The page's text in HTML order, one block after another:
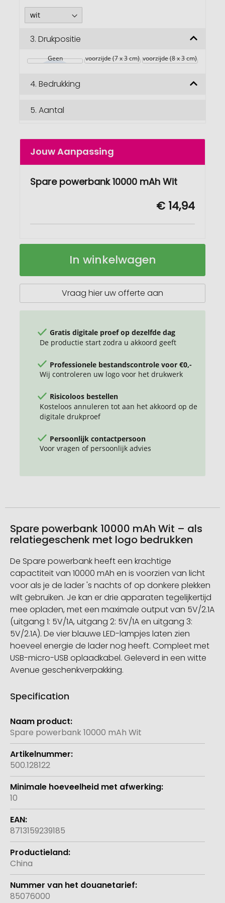
3. Drukpositie
Geen voorzijde (7 x 3 cm) voorzijde (8 x 3 cm)
4. Bedrukking
5. Aantal
Jouw Aanpassing
Spare powerbank 10000 mAh Wit
€ 14,94
mAh
In winkelwagen
Vraag hier uw offerte aan
Gratis digitale proef op dezelfde dag
De productie start zodra u akkoord geeft
Professionele bestandscontrole voor €0,-
Wij controleren uw logo voor het drukwerk
Risicoloos bestellen
Kosteloos annuleren tot aan het akkoord op de
digitale drukproef
Persoonlijk contactpersoon
Voor vragen of persoonlijk advies
Spare powerbank 10000 mAh Wit – als
relatiegeschenk met logo bedrukken
De Spare powerbank heeft een krachtige
capactiteit van 10000 mAh en is voorzien van licht
voor als je de lader 's nachts of op donkere plekken
wilt gebruiken. Je kan er drie apparaten tegelijkertijd
mee opladen, met een maximale output van 5V/2.1A
(uitgang 1: 5V/1A, uitgang 2: 5V/1A en uitgang 3:
5V/2.1A). De vier blauwe LED-lampjes laten zien
hoeveel energie de lader nog heeft. Compleet met
USB-micro-USB oplaadkabel. Geleverd in een witte
Avenue geschenkverpakking.
Specification
Meer
informatie
Spare powerbank 10000 mAh Wit
500.128122
10
8713159239185
China
85076000